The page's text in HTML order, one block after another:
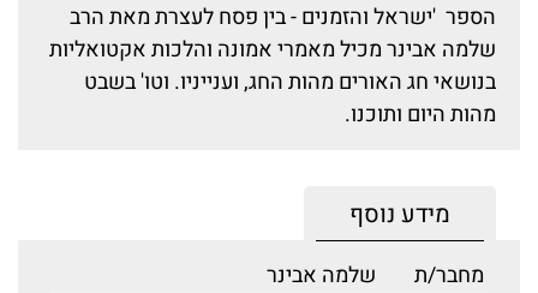
הספר 'ישראל והזמנים - בין פסח לעצרת מאת הרב
שלמה אבינר מכיל מאמרי אמונה והלכות אקטואליות
בנושאי חג האורים מהות החג, וענייניו. וטו' בשבט
מהות היום ותוכנו.
מידע נוסף
מחבר/ת
שלמה אבינר